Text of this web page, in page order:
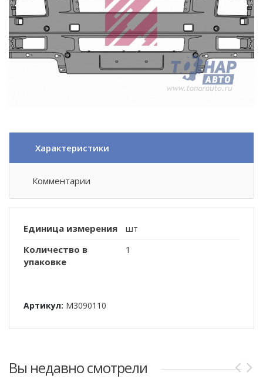
Характеристики
Комментарии
Единица измерения
шт
Количество в
упаковке
1
Артикул: M3090110
Вы недавно смотрели